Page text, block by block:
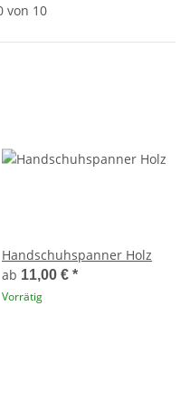
von 10
Handschuhspanner Holz
ab 11,00 € *
Vorrätig